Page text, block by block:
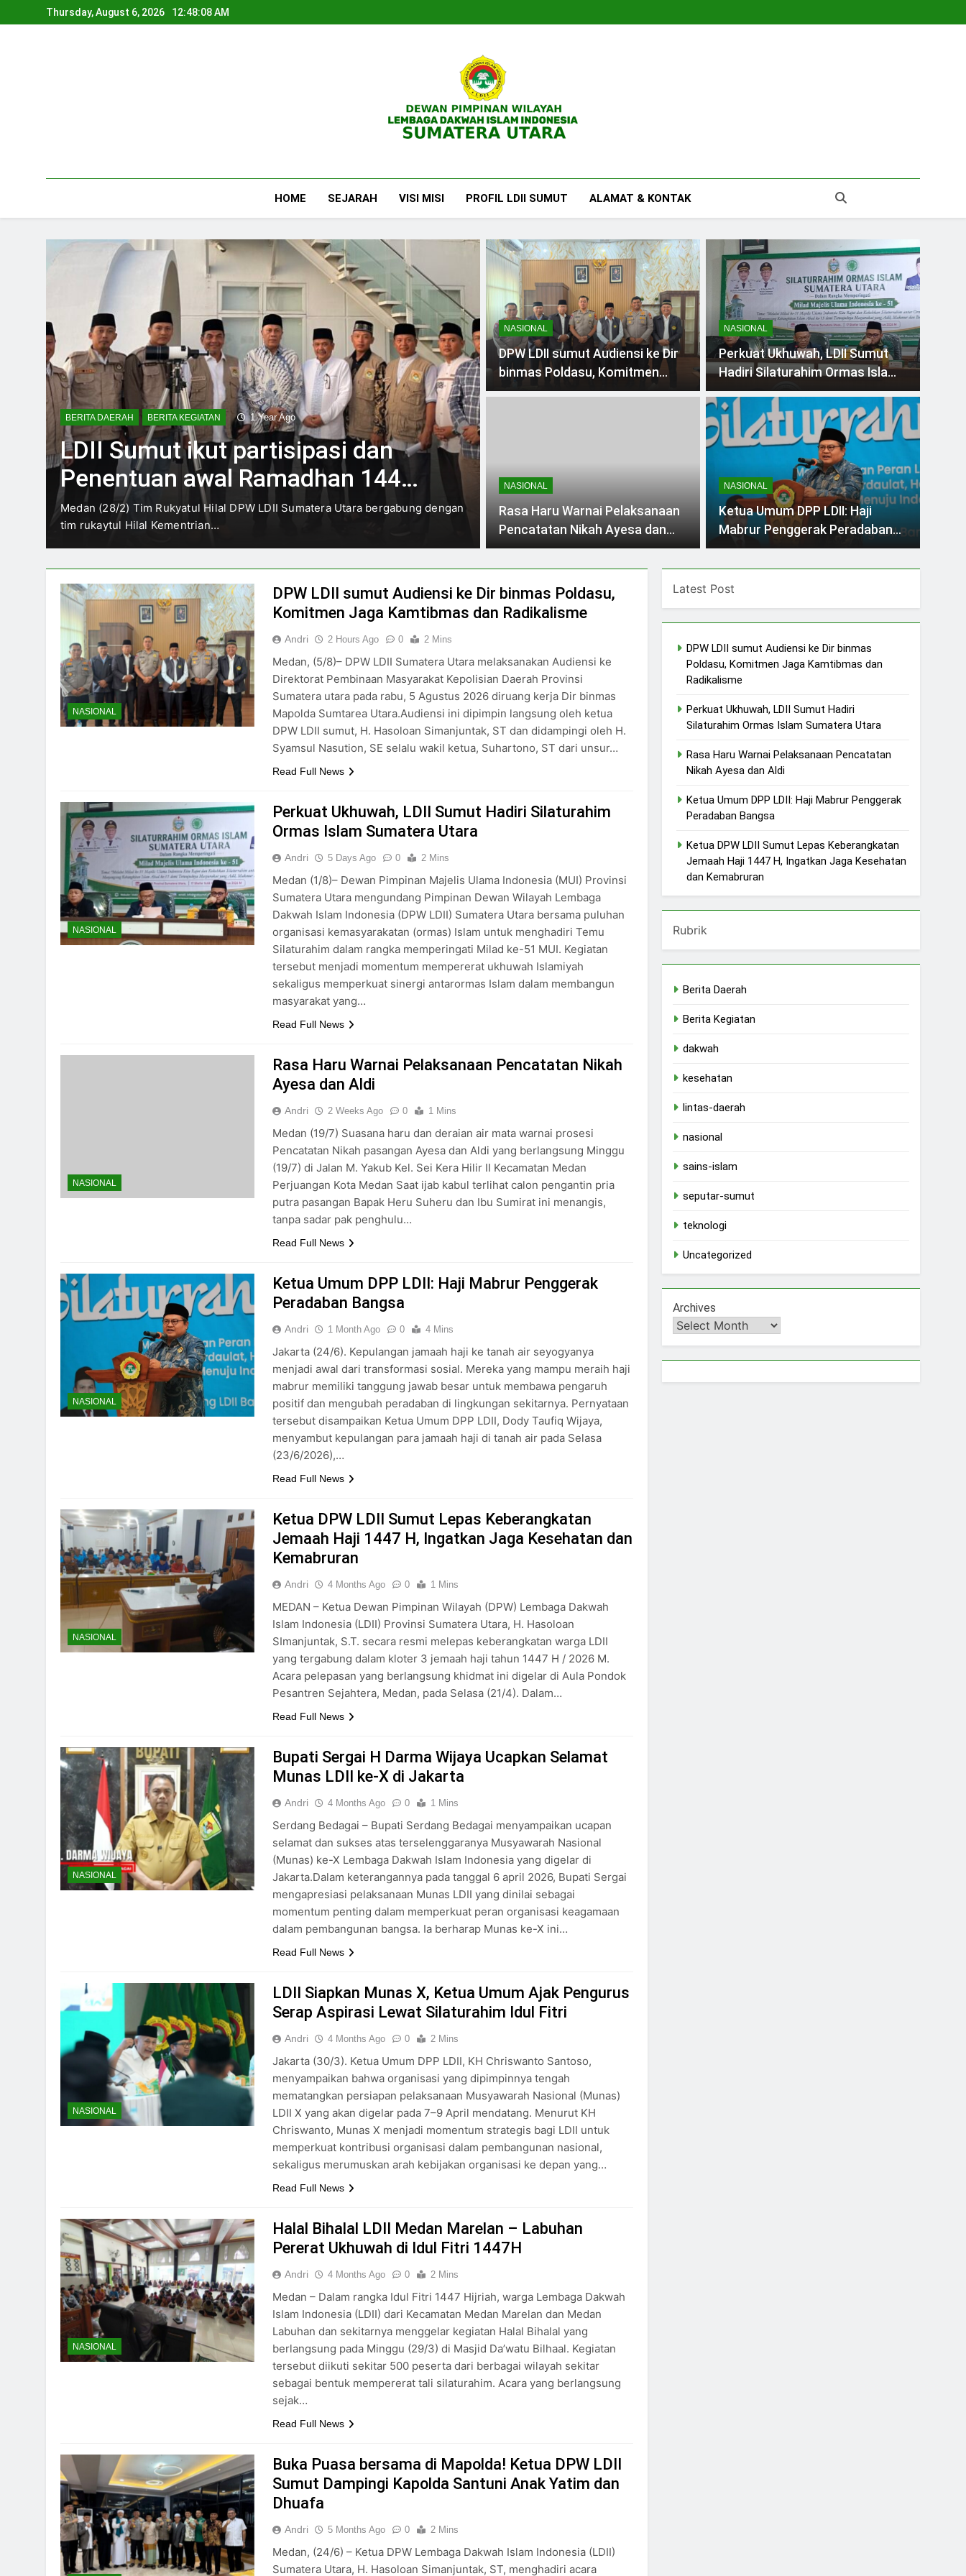
to
Thursday, August 6, 2026 12:48:09 AM
DPW LDII Sumatera Utara
HOME SEJARAH VISI MISI PROFIL LDII SUMUT ALAMAT & KONTAK
BERITA DAERAH BERITA KEGIATAN 1 Year Ago
LDII Sumut ikut partisipasi dan
Penentuan awal Ramadhan 1446
H
Medan (28/2) Tim Rukyatul Hilal DPW LDII Sumatera Utara bergabung dengan
tim rukaytul Hilal Kementrian…
2 Years Ago
Ketua DPW LDII Sumut Bekali
Generasi Muda dengan 29
Karakter Luhur
Medan (26/1) Ketua DPW LDII Provinsi Sumatera Utara H. Hasoloan
Simanjuntak, ST memberikan pembekalan kepada…
NASIONAL
DPW LDII sumut Audiensi ke Dir
binmas Poldasu, Komitmen
Jaga Kamtibmas dan
NASIONAL
Perkuat Ukhuwah, LDII Sumut
Hadiri Silaturahim Ormas Islam
Sumatera Utara
NASIONAL
Rasa Haru Warnai Pelaksanaan
Pencatatan Nikah Ayesa dan
Aldi
NASIONAL
Ketua Umum DPP LDII: Haji
Mabrur Penggerak Peradaban
Bangsa
NASIONAL
DPW LDII sumut Audiensi ke Dir binmas Poldasu,
Komitmen Jaga Kamtibmas dan Radikalisme
Andri 2 Hours Ago 0 2 Mins
Medan, (5/8)– DPW LDII Sumatera Utara melaksanakan Audiensi ke
Direktorat Pembinaan Masyarakat Kepolisian Daerah Provinsi
Sumatera utara pada rabu, 5 Agustus 2026 diruang kerja Dir binmas
Mapolda Sumtarea Utara.Audiensi ini dipimpin langsung oleh ketua
DPW LDII sumut, H. Hasoloan Simanjuntak, ST dan didampingi oleh H.
Syamsul Nasution, SE selalu wakil ketua, Suhartono, ST dari unsur…
Read Full News
NASIONAL
Perkuat Ukhuwah, LDII Sumut Hadiri Silaturahim
Ormas Islam Sumatera Utara
Andri 5 Days Ago 0 2 Mins
Medan (1/8)– Dewan Pimpinan Majelis Ulama Indonesia (MUI) Provinsi
Sumatera Utara mengundang Pimpinan Dewan Wilayah Lembaga
Dakwah Islam Indonesia (DPW LDII) Sumatera Utara bersama puluhan
organisasi kemasyarakatan (ormas) Islam untuk menghadiri Temu
Silaturahim dalam rangka memperingati Milad ke-51 MUI. Kegiatan
tersebut menjadi momentum mempererat ukhuwah Islamiyah
sekaligus memperkuat sinergi antarormas Islam dalam membangun
masyarakat yang…
Read Full News
NASIONAL
Rasa Haru Warnai Pelaksanaan Pencatatan Nikah
Ayesa dan Aldi
Andri 2 Weeks Ago 0 1 Mins
Medan (19/7) Suasana haru dan deraian air mata warnai prosesi
Pencatatan Nikah pasangan Ayesa dan Aldi yang berlangsung Minggu
(19/7) di Jalan M. Yakub Kel. Sei Kera Hilir II Kecamatan Medan
Perjuangan Kota Medan Saat ijab kabul terlihat calon pengantin pria
putra pasangan Bapak Heru Suheru dan Ibu Sumirat ini menangis,
tanpa sadar pak penghulu…
Read Full News
NASIONAL
Ketua Umum DPP LDII: Haji Mabrur Penggerak
Peradaban Bangsa
Andri 1 Month Ago 0 4 Mins
Jakarta (24/6). Kepulangan jamaah haji ke tanah air seyogyanya
menjadi awal dari transformasi sosial. Mereka yang mampu meraih haji
mabrur memiliki tanggung jawab besar untuk membawa pengaruh
positif dan mengubah peradaban di lingkungan sekitarnya. Pernyataan
tersebut disampaikan Ketua Umum DPP LDII, Dody Taufiq Wijaya,
menyambut kepulangan para jamaah haji di tanah air pada Selasa
(23/6/2026),…
Read Full News
NASIONAL
Ketua DPW LDII Sumut Lepas Keberangkatan
Jemaah Haji 1447 H, Ingatkan Jaga Kesehatan dan
Kemabruran
Andri 4 Months Ago 0 1 Mins
MEDAN – Ketua Dewan Pimpinan Wilayah (DPW) Lembaga Dakwah
Islam Indonesia (LDII) Provinsi Sumatera Utara, H. Hasoloan
SImanjuntak, S.T. secara resmi melepas keberangkatan warga LDII
yang tergabung dalam kloter 3 jemaah haji tahun 1447 H / 2026 M.
Acara pelepasan yang berlangsung khidmat ini digelar di Aula Pondok
Pesantren Sejahtera, Medan, pada Selasa (21/4). Dalam…
Read Full News
NASIONAL
Bupati Sergai H Darma Wijaya Ucapkan Selamat
Munas LDII ke-X di Jakarta
Andri 4 Months Ago 0 1 Mins
Serdang Bedagai – Bupati Serdang Bedagai menyampaikan ucapan
selamat dan sukses atas terselenggaranya Musyawarah Nasional
(Munas) ke-X Lembaga Dakwah Islam Indonesia yang digelar di
Jakarta.Dalam keterangannya pada tanggal 6 april 2026, Bupati Sergai
mengapresiasi pelaksanaan Munas LDII yang dinilai sebagai
momentum penting dalam memperkuat peran organisasi keagamaan
dalam pembangunan bangsa. Ia berharap Munas ke-X ini…
Read Full News
NASIONAL
LDII Siapkan Munas X, Ketua Umum Ajak Pengurus
Serap Aspirasi Lewat Silaturahim Idul Fitri
Andri 4 Months Ago 0 2 Mins
Jakarta (30/3). Ketua Umum DPP LDII, KH Chriswanto Santoso,
menyampaikan bahwa organisasi yang dipimpinnya tengah
mematangkan persiapan pelaksanaan Musyawarah Nasional (Munas)
LDII X yang akan digelar pada 7–9 April mendatang. Menurut KH
Chriswanto, Munas X menjadi momentum strategis bagi LDII untuk
memperkuat kontribusi organisasi dalam pembangunan nasional,
sekaligus merumuskan arah kebijakan organisasi ke depan yang…
Read Full News
NASIONAL
Halal Bihalal LDII Medan Marelan – Labuhan
Pererat Ukhuwah di Idul Fitri 1447H
Andri 4 Months Ago 0 2 Mins
Medan – Dalam rangka Idul Fitri 1447 Hijriah, warga Lembaga Dakwah
Islam Indonesia (LDII) dari Kecamatan Medan Marelan dan Medan
Labuhan dan sekitarnya menggelar kegiatan Halal Bihalal yang
berlangsung pada Minggu (29/3) di Masjid Da’watu Bilhaal. Kegiatan
tersebut diikuti sekitar 500 peserta dari berbagai wilayah sekitar
sebagai bentuk mempererat tali silaturahim. Acara yang berlangsung
sejak…
Read Full News
Buka Puasa bersama di Mapolda! Ketua DPW LDII
Sumut Dampingi Kapolda Santuni Anak Yatim dan
Dhuafa
Andri 5 Months Ago 0 2 Mins
Medan, (24/6) – Ketua DPW Lembaga Dakwah Islam Indonesia (LDII)
Sumatera Utara, H. Hasoloan Simanjuntak, ST, menghadiri acara
Latest Post
DPW LDII sumut Audiensi ke Dir binmas
Poldasu, Komitmen Jaga Kamtibmas dan
Radikalisme
Perkuat Ukhuwah, LDII Sumut Hadiri
Silaturahim Ormas Islam Sumatera Utara
Rasa Haru Warnai Pelaksanaan Pencatatan
Nikah Ayesa dan Aldi
Ketua Umum DPP LDII: Haji Mabrur Penggerak
Peradaban Bangsa
Ketua DPW LDII Sumut Lepas Keberangkatan
Jemaah Haji 1447 H, Ingatkan Jaga Kesehatan
dan Kemabruran
Rubrik
Berita Daerah
Berita Kegiatan
dakwah
kesehatan
lintas-daerah
nasional
sains-islam
seputar-sumut
teknologi
Uncategorized
Archives